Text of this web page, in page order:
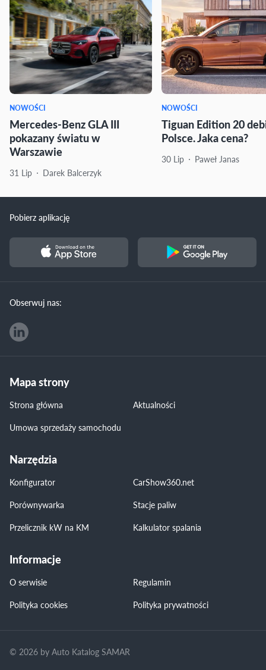
NOWOŚCI
Mercedes-Benz GLA III
pokazany światu w
Warszawie
31 Lip Darek Balcerzyk
NOWOŚCI
Tiguan Edition 20
Polsce. Jaka cena?
30 Lip Paweł Janas
Pobierz aplikację
Obserwuj nas:
Mapa strony
Strona główna
Aktualności
Umowa sprzedaży samochodu
Narzędzia
Konfigurator
CarShow360.net
Porównywarka
Stacje paliw
Przelicznik kW na KM
Kalkulator spalania
Informacje
O serwisie
Regulamin
Polityka cookies
Polityka prywatności
© 2026 by Auto Katalog SAMAR